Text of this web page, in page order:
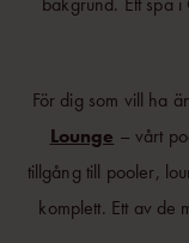
För dig som vill ha
Lounge – vårt
tillgång till pooler,
komplett. Ett av de